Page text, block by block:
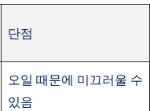
단점
오일 때문에 미끄러울 수
있음